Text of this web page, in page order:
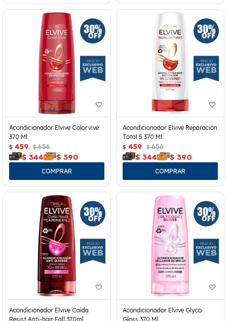
Acondicionador Elvive Colorvive
370 Ml.
$ 459 $ 656
$ 344 $ 390
Acondicionador Elvive Reparación
Total 5 370 Ml.
$ 459 $ 656
$ 344 $ 390
Acondicionador Elvive Caída
Resist Anti-hair Fall 370ml
Acondicionador Elvive Glyco
Gloss 370 Ml.